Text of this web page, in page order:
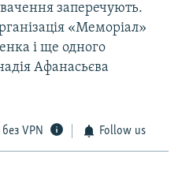
заперечують.
«Меморіал»
і ще одного
Афанасьєва
VPN Follow us